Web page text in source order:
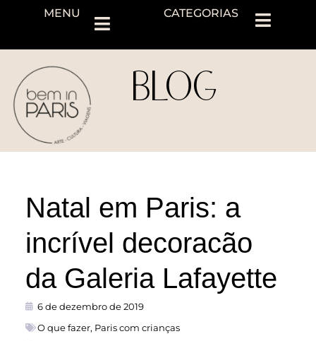
MENU CATEGORIAS
BLOG
Natal em Paris: a
incrível decoracão
da Galeria Lafayette
6 de dezembro de 2019
O que fazer, Paris com crianças